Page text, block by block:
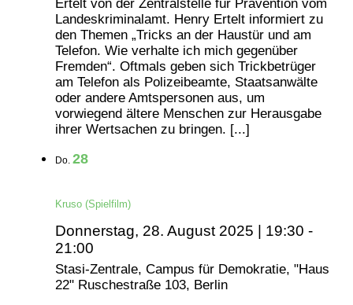
Ertelt von der Zentralstelle für Prävention vom
Landeskriminalamt. Henry Ertelt informiert zu
den Themen „Tricks an der Haustür und am
Telefon. Wie verhalte ich mich gegenüber
Fremden“. Oftmals geben sich Trickbetrüger
am Telefon als Polizeibeamte, Staatsanwälte
oder andere Amtspersonen aus, um
vorwiegend ältere Menschen zur Herausgabe
ihrer Wertsachen zu bringen. [...]
Do. 28
Kruso (Spielfilm)
Donnerstag, 28. August 2025 | 19:30 -
21:00
Stasi-Zentrale, Campus für Demokratie, "Haus
22" Ruschestraße 103, Berlin